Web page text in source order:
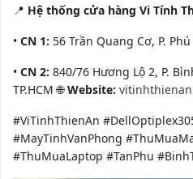
📍 Hệ thống cửa hàng Vi Tính
• CN 1: 56 Trần Quang Cơ, P.
• CN 2: 840/76 Hương Lộ 2, P.
TP.HCM 🌐Website:
#ViTinhThienAn
#MayTinhVanPhong
#ThuMuaLaptop #TanPhu